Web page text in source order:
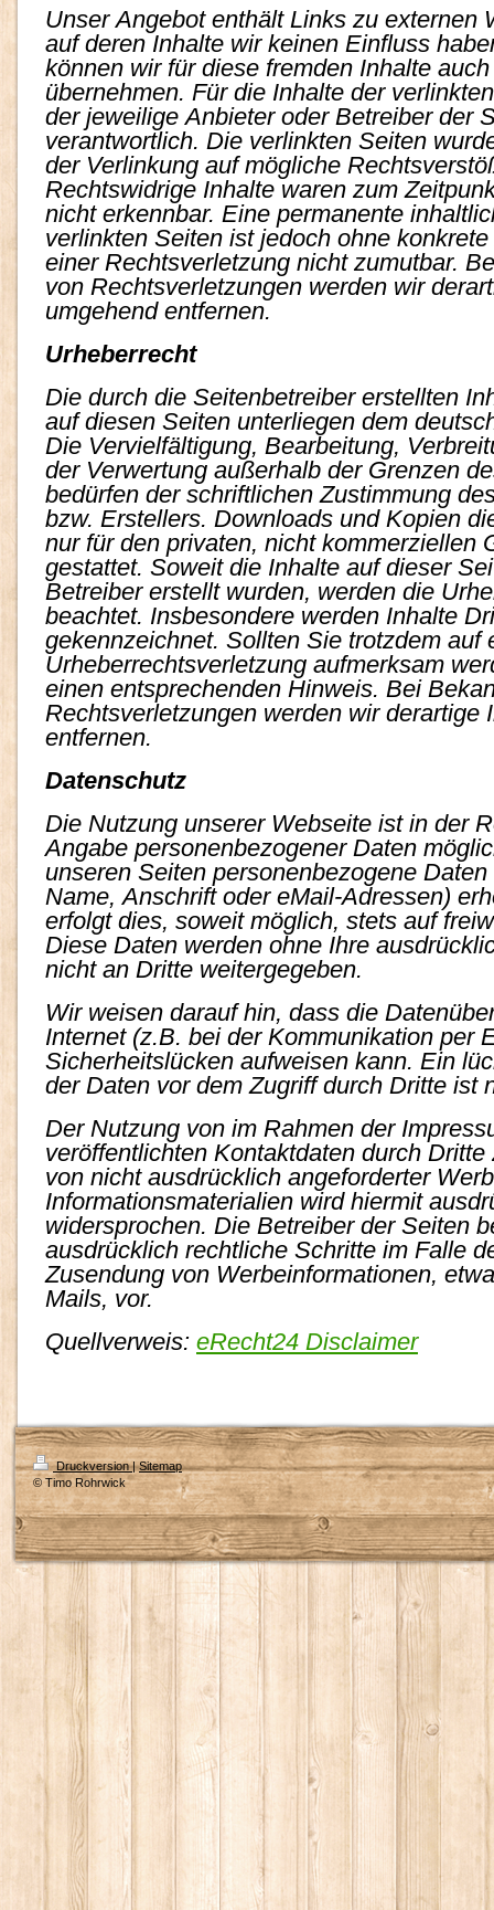
Unser Angebot enthält Links zu externen
auf deren Inhalte wir keinen Einfluss
können wir für diese fremden Inhalte
übernehmen. Für die Inhalte der
der jeweilige Anbieter oder Betreiber der
verantwortlich. Die verlinkten Seiten
der Verlinkung auf mögliche
Rechtswidrige Inhalte waren zum
nicht erkennbar. Eine permanente
verlinkten Seiten ist jedoch ohne
einer Rechtsverletzung nicht zumutbar.
von Rechtsverletzungen werden wir
umgehend entfernen.
Urheberrecht
Die durch die Seitenbetreiber erstellten
auf diesen Seiten unterliegen dem
Die Vervielfältigung, Bearbeitung,
der Verwertung außerhalb der Grenzen
bedürfen der schriftlichen Zustimmung
bzw. Erstellers. Downloads und Kopien
nur für den privaten, nicht kommerziellen
gestattet. Soweit die Inhalte auf dieser
Betreiber erstellt wurden, werden die
beachtet. Insbesondere werden Inhalte
gekennzeichnet. Sollten Sie trotzdem auf
Urheberrechtsverletzung aufmerksam
einen entsprechenden Hinweis. Bei
Rechtsverletzungen werden wir derartige
entfernen.
Datenschutz
Die Nutzung unserer Webseite ist in der
Angabe personenbezogener Daten
unseren Seiten personenbezogene
Name, Anschrift oder eMail-Adressen)
erfolgt dies, soweit möglich, stets auf
Diese Daten werden ohne Ihre
nicht an Dritte weitergegeben.
Wir weisen darauf hin, dass die
Internet (z.B. bei der Kommunikation per
Sicherheitslücken aufweisen kann. Ein
der Daten vor dem Zugriff durch Dritte ist
Der Nutzung von im Rahmen der
veröffentlichten Kontaktdaten durch
von nicht ausdrücklich angeforderter
Informationsmaterialien wird hiermit
widersprochen. Die Betreiber der Seiten
ausdrücklich rechtliche Schritte im Falle
Zusendung von Werbeinformationen,
Mails, vor.
Quellverweis: eRecht24 Disclaimer
Druckversion| Sitemap
© Timo Rohrwick